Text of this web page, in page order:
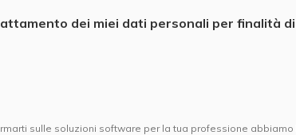
dei miei dati personali per finalità di
sulle soluzioni software per la tua professione